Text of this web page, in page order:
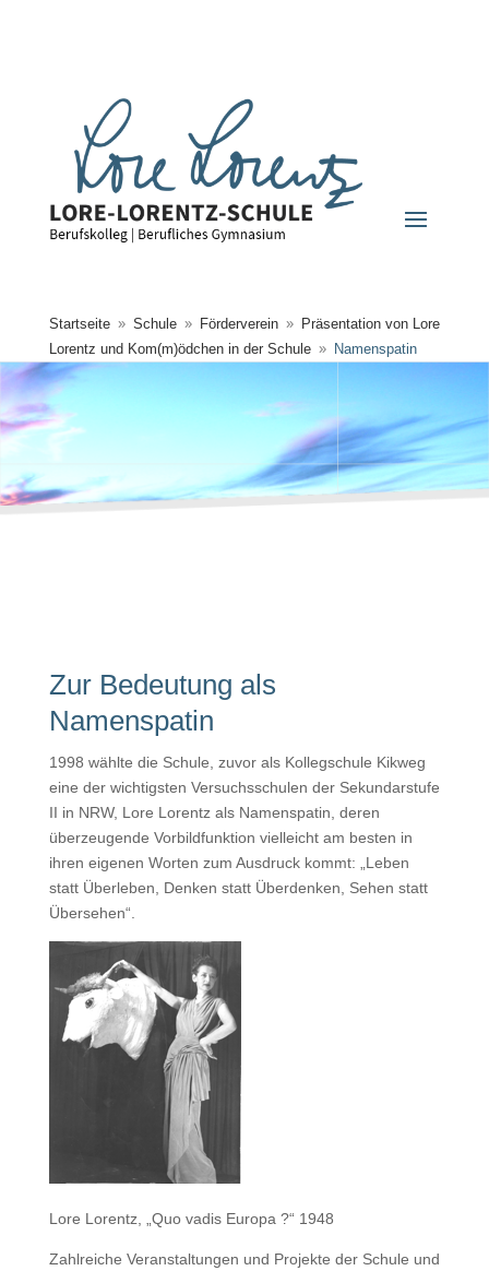
Startseite 9 Schule 9 Förderverein 9
Präsentation von Lore
Lorentz und Kom(m)ödchen in der Schule 9 Namenspatin
Zur Bedeutung als
Namenspatin
1998 wählte die Schule, zuvor als Kollegschule Kikweg
eine der wichtigsten Versuchsschulen der Sekundarstufe
II in NRW, Lore Lorentz als Namenspatin, deren
überzeugende Vorbildfunktion vielleicht am besten in
ihren eigenen Worten zum Ausdruck kommt: „Leben
statt Überleben, Denken statt Überdenken, Sehen statt
Übersehen“.
Lore Lorentz, „Quo vadis Europa ?“ 1948
Zahlreiche Veranstaltungen und Projekte der Schule und